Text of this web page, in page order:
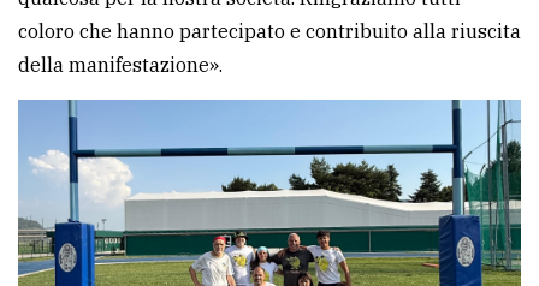
coloro che hanno partecipato e contribuito alla riuscita
della manifestazione».